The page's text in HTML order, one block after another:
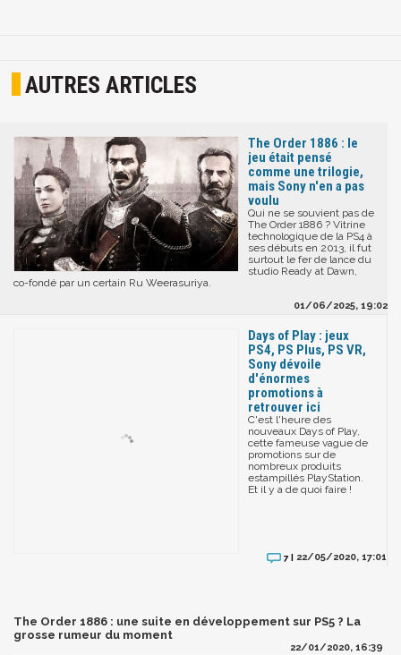
AUTRES ARTICLES
The Order 1886 : le
jeu était pensé
comme une trilogie,
mais Sony n'en a pas
voulu
Qui ne se souvient pas de
The Order 1886 ? Vitrine
technologique de la PS4 à
ses débuts en 2013, il fut
surtout le fer de lance du
studio Ready at Dawn,
co-fondé par un certain Ru Weerasuriya.
01/06/2025, 19:02
Days of Play : jeux
PS4, PS Plus, PS VR,
Sony dévoile
d'énormes
promotions à
retrouver ici
C'est l'heure des
nouveaux Days of Play,
cette fameuse vague de
promotions sur de
nombreux produits
estampillés PlayStation.
Et il y a de quoi faire !
7 | 22/05/2020, 17:01
The Order 1886 : une suite en développement sur PS5 ? La
grosse rumeur du moment
22/01/2020, 16:39